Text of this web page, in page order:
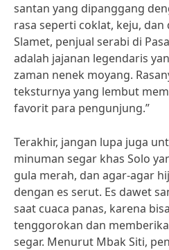
santan yang dipanggang
rasa seperti coklat, keju,
Slamet, penjual serabi di
adalah jajanan legendaris
zaman nenek moyang.
teksturnya yang lembut
favorit para pengunjung.”
Terakhir, jangan lupa juga
minuman segar khas Solo
gula merah, dan agar-agar
dengan es serut. Es dawet
saat cuaca panas, karena
tenggorokan dan
segar. Menurut Mbak Siti,